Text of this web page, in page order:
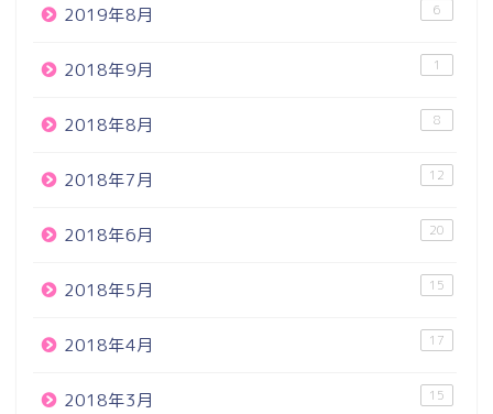
2019年8月 6
2018年9月 1
2018年8月 8
2018年7月 12
2018年6月 20
2018年5月 15
2018年4月 17
2018年3月 15